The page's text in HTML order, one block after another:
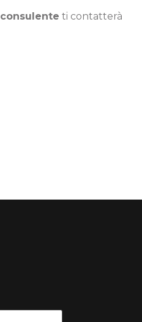
consulente ti contatterà